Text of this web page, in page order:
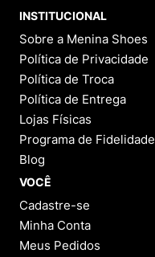
INSTITUCIONAL
Sobre a Menina Shoes
Política de Privacidade
Política de Troca
Política de Entrega
Lojas Físicas
Programa de Fidelidade
Blog
VOCÊ
Cadastre-se
Minha Conta
Meus Pedidos